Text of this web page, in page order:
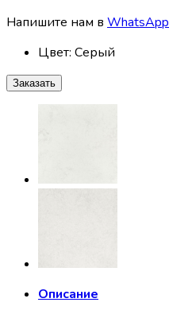
Напишите нам в WhatsApp
Цвет: Серый
Заказать
Описание